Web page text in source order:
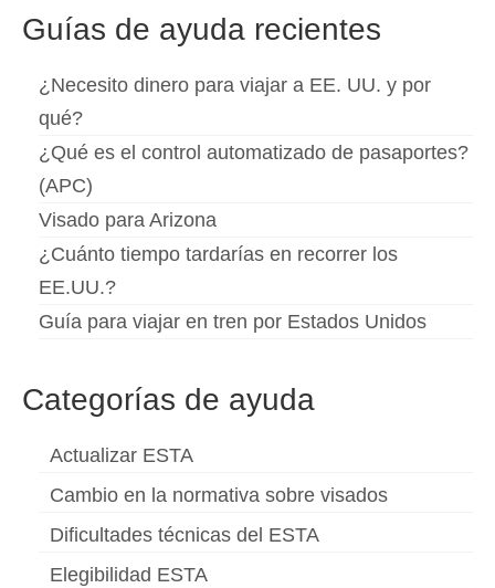
Guías de ayuda recientes
¿Necesito dinero para viajar a EE. UU. y por
qué?
¿Qué es el control automatizado de pasaportes?
(APC)
Visado para Arizona
¿Cuánto tiempo tardarías en recorrer los
EE.UU.?
Guía para viajar en tren por Estados Unidos
Categorías de ayuda
Actualizar ESTA
Cambio en la normativa sobre visados
Dificultades técnicas del ESTA
Elegibilidad ESTA